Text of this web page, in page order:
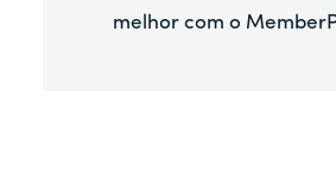
melhor com o